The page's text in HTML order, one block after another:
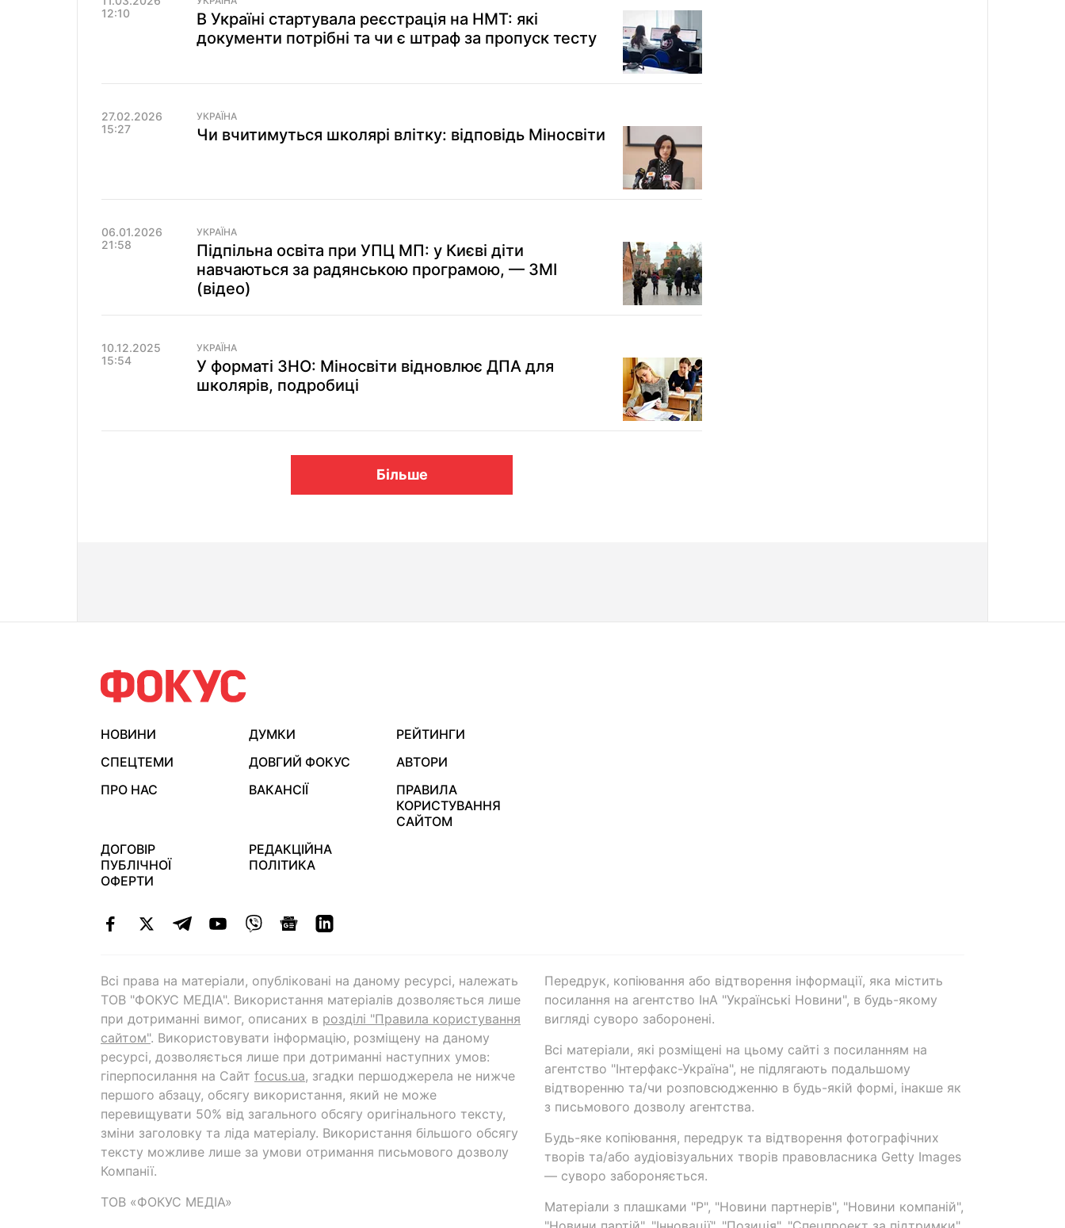
12:10
В Україні стартувала реєстрація на НМТ: які
документи потрібні та чи є штраф за пропуск тесту
27.02.2026
15:27
УКРАЇНА
Чи вчитимуться школярі влітку: відповідь Міносвіти
06.01.2026
21:58
УКРАЇНА
Підпільна освіта при УПЦ МП: у Києві діти
навчаються за радянською програмою, — ЗМІ
(відео)
10.12.2025
15:54
УКРАЇНА
У форматі ЗНО: Міносвіти відновлює ДПА для
школярів, подробиці
Більше
НОВИНИ ДУМКИ
РЕЙТИНГИ
СПЕЦТЕМИ
ДОВГИЙ ФОКУС
АВТОРИ
ПРО НАС
ВАКАНСІЇ
ПРАВИЛА
КОРИСТУВАННЯ
САЙТОМ
ДОГОВІР
ПУБЛІЧНОЇ
ОФЕРТИ
РЕДАКЦІЙНА
ПОЛІТИКА
Всі права на матеріали, опубліковані на даному ресурсі, належать
ТОВ "ФОКУС МЕДІА". Використання матеріалів дозволяється лише
при дотриманні вимог, описаних в розділі "Правила користування
сайтом". Використовувати інформацію, розміщену на даному
ресурсі, дозволяється лише при дотриманні наступних умов:
гіперпосилання на Cайт focus.ua, згадки першоджерела не нижче
першого абзацу, обсягу використання, який не може
перевищувати 50% від загального обсягу оригінального тексту,
зміни заголовку та ліда матеріалу. Використання більшого обсягу
тексту можливе лише за умови отримання письмового дозволу
Компанії.
ТОВ «ФОКУС МЕДІА»
Передрук, копіювання або відтворення інформації, яка містить
посилання на агентство ІнА "Українські Новини", в будь-якому
вигляді суворо заборонені.
Всі матеріали, які розміщені на цьому сайті з посиланням на
агентство "Інтерфакс-Україна", не підлягають подальшому
відтворенню та/чи розповсюдженню в будь-якій формі, інакше як
з письмового дозволу агентства.
Будь-яке копіювання, передрук та відтворення фотографічних
творів та/або аудіовізуальних творів правовласника Getty Images
— суворо забороняється.
Матеріали з плашками "Р", "Новини партнерів", "Новини компаній",